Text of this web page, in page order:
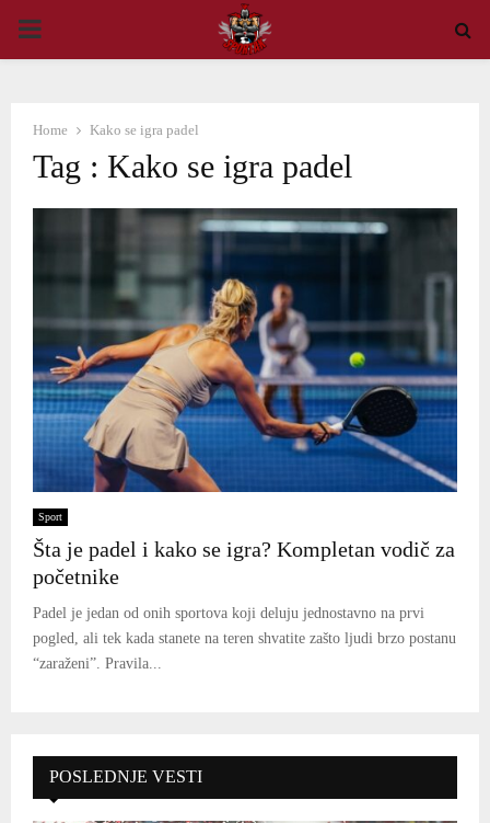
PRIMARY
Home Kako se igra padel
Tag : Kako se igra padel
Sport
Šta je padel i kako se igra? Kompletan vodič za
početnike
Padel je jedan od onih sportova koji deluju jednostavno na prvi
pogled, ali tek kada stanete na teren shvatite zašto ljudi brzo postanu
“zaraženi”. Pravila...
POSLEDNJE VESTI